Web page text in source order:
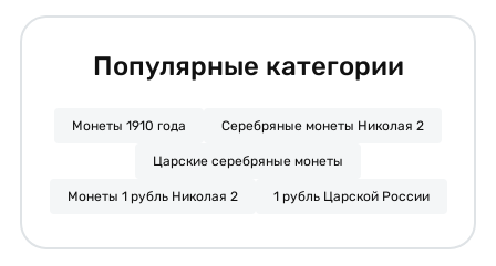
Популярные категории
Монеты 1910 года Серебряные монеты Николая 2
Царские серебряные монеты
Монеты 1 рубль Николая 2 1 рубль Царской России